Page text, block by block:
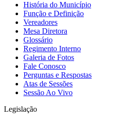
História do Município
Função e Definição
Vereadores
Mesa Diretora
Glossário
Regimento Interno
Galeria de Fotos
Fale Conosco
Perguntas e Respostas
Atas de Sessões
Sessão Ao Vivo
Legislação